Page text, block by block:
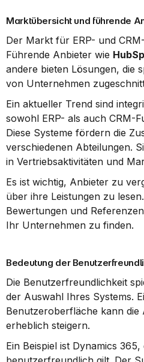
Marktübersicht und führende
Der Markt für ERP- und
Führende Anbieter wie
andere bieten Lösungen, die
von Unternehmen
Ein aktueller Trend sind
sowohl ERP- als auch CRM-
Diese Systeme fördern die
verschiedenen Abteilungen.
in Vertriebsaktivitäten und
Es ist wichtig, Anbieter zu
über ihre Leistungen zu
Bewertungen und
Ihr Unternehmen zu finden.
Bedeutung der
Die Benutzerfreundlichkeit
der Auswahl Ihres Systems.
Benutzeroberfläche kann die
erheblich steigern.
Ein Beispiel ist Dynamics 365,